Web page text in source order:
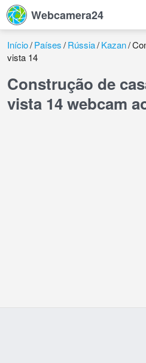
Webcamera24
Início Países Rússia Kazan
vista 14
Construção de
vista 14 webcam